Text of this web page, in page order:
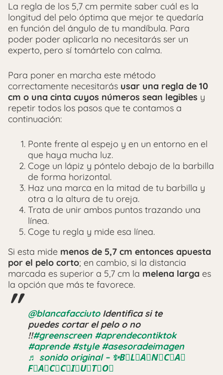
La regla de los 5,7 cm permite saber cuál es la
longitud del pelo óptima que mejor te quedaría
en función del ángulo de tu mandíbula. Para
poder poder aplicarla no necesitarás ser un
experto, pero sí tomártelo con calma.
Para poner en marcha este método
correctamente necesitarás usar una regla de 10
cm o una cinta cuyos números sean legibles y
repetir todos los pasos que te contamos a
continuación:
Ponte frente al espejo y en un entorno en el
que haya mucha luz.
Coge un lápiz y póntelo debajo de la barbilla
de forma horizontal.
Haz una marca en la mitad de tu barbilla y
otra a la altura de tu oreja.
Trata de unir ambos puntos trazando una
línea.
Coge tu regla y mide esa línea.
Si esta mide menos de 5,7 cm entonces apuesta
por el pelo corto; en cambio, si la distancia
marcada es superior a 5,7 cm la melena larga es
la opción que más te favorece.
@blancafacciutoIdentifica si te
puedes cortar el pelo o no
!!#greenscreen #aprendecontiktok
#aprende #style #asesoradeimagen
♬ sonido original – ✨B⃨L⃨A⃨N⃨C⃨A⃨
F⃨A⃨C⃨C⃨I⃨U⃨T⃨O⃨